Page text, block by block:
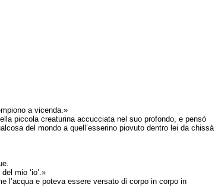
a vicenda.»
piccola creaturina accucciata nel suo profondo, e pensò
del mondo a quell’esserino piovuto dentro lei da chissà
mio ‘io’.»
l’acqua e poteva essere versato di corpo in corpo in